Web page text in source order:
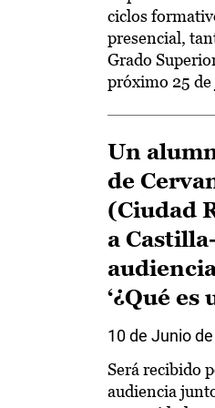
ciclos
presencial,
Grado
próximo 25
Un
de
(Ciudad
a
‘¿Qué es
10 de Junio
Será recibido
audiencia